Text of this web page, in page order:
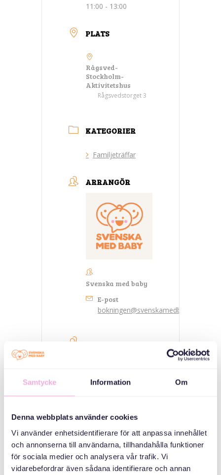
Samtycke Information Om
Denna webbplats använder cookies
Vi använder enhetsidentifierare för att anpassa innehållet
och annonserna till användarna, tillhandahålla funktioner
för sociala medier och analysera vår trafik. Vi
vidarebefordrar även sådana identifierare och annan
11:00 - 13:00
PLATS
Rågsved-
Stockholm-
Aktivitetshus
Rågsvedstorget 3
KATEGORIER
Familjeträffar
ARRANGÖR
Svenska med baby
E-post
bokningen@svenskamedbaby.se
Stockholmshem
Svenska Bostäder
Familjebostäder